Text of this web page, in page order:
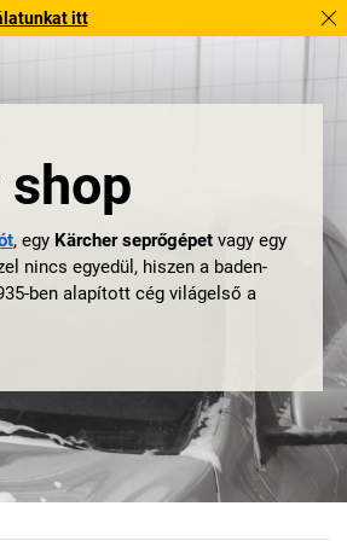
itt
shop
, egy Kärcher seprőgépetvagy egy
nincs egyedül, hiszen a baden-
ben alapított cég világelső a
és -rendszerek gyártásában. A
tisztítógépek felé tolódott
kiderült – mert ma a Kärcher
ismerik, sőt, a német